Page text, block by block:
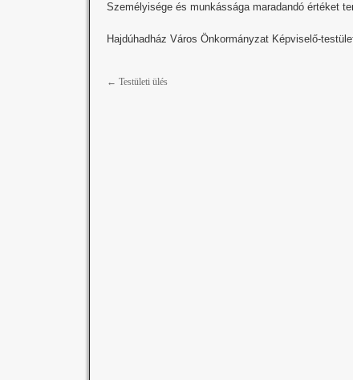
Személyisége és munkássága maradandó értéket
Hajdúhadház Város Önkormányzat Képviselő-
← Testületi ülés